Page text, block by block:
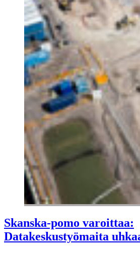
Skanska-pomo varoittaa:
Datakeskustyömaita